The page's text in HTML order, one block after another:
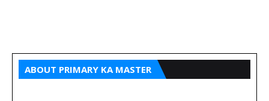
ABOUT PRIMARY KA MASTER